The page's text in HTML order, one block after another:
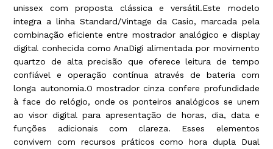
unissex com proposta clássica e versátil.Este modelo
integra a linha Standard/Vintage da Casio, marcada pela
combinação eficiente entre mostrador analógico e display
digital conhecida como AnaDigi alimentada por movimento
quartzo de alta precisão que oferece leitura de tempo
confiável e operação contínua através de bateria com
longa autonomia.O mostrador cinza confere profundidade
à face do relógio, onde os ponteiros analógicos se unem
ao visor digital para apresentação de horas, dia, data e
funções adicionais com clareza. Esses elementos
convivem com recursos práticos como hora dupla Dual